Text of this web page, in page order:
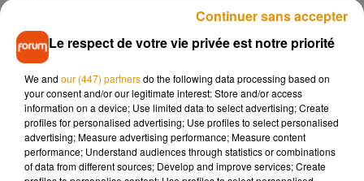
Centre aquatique communautaire de La Gassotte: 5 allée
des tilleuls, 86 310 Saint-Savin
Centre aquatique de Bonnes
300 Bonnes
Piscine communautaire de Nieuil l’Espoir: 9 route de
Nouaillé, 86 340 Nieuil-l’Espoir
Centre aquatique Oda : place du 14 juillet, 86 400 Civray
Le respect de votre vie privée est notre priorité
We and our (447) partnersdo the following data processing based on
your consent and/or our legitimate interest: Store and/or access
information on a device; Use limited data to select advertising; Create
profiles for personalised advertising; Use profiles to select personalised
advertising; Measure advertising performance; Measure content
performance; Understand audiences through statistics or combinations
of data from different sources; Develop and improve services; Create
Continuer sans accepter